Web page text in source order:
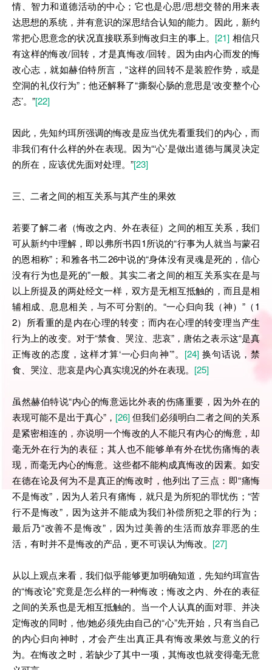
情、智力和道德活动的中心；它也是心思/思想交替的用来表
达思想的系统，并有意识的深思结合认知的能力。因此，新约
常把心思意念的状况直接联系到悔改归主的事上。 [21] 相信只
有这样的悔改/回转，才是真悔改/回转。因为由内心而发的悔
改心志，就如赫伯特所言，“这样的回转不是装腔作势，或是
空洞的礼仪行为”；他还解释了“撕裂心肠的意思是‘改变整个心
态’。”[22]
因此，先知约珥所强调的悔改是应当优先看重我们的内心，而
非我们有什么样的外在表现。因为“‘心’是做出道德与属灵决定
的所在，应该优先面对处理。”[23]
三、二者之间的相互关系与其产生的果效
若要了解二者（悔改之内、外在表征）之间的相互关系，我们
可从新约中理解，即以弗所书四1所说的“行事为人就当与蒙召
的恩相称”；和雅各书二26中说的“身体没有灵魂是死的，信心
没有行为也是死的”一般。其实二者之间的相互关系实在是与
以上所提及的两处经文一样，双方是无相互抵触的，而且是相
辅相成、息息相关，与不可分割的。“一心归向我（神）”（1
2）所看重的是内在心理的转变；而内在心理的转变理当产生
行为上的改变。对于“禁食、哭泣、悲哀”，唐佑之表示这“是真
正悔改的态度，这样才算‘一心归向神’”。 [24] 换句话说，禁
食、哭泣、悲哀是内心真实境况的外在表现。 [25]
虽然赫伯特说“内心的悔意远比外表的伤痛重要，因为外在的
表现可能不是出于真心”， [26]但我们必须明白二者之间的关系
是紧密相连的，亦说明一个悔改的人不能只有内心的悔意，却
毫无外在行为的表征；其人也不能够单有外在忧伤痛悔的表
现，而毫无内心的悔意。这些都不能构成真悔改的因素。如安
在德在论及何为不是真正的悔改时，他列出了三点：即“痛悔
不是悔改”，因为人若只有痛悔，就只是为所犯的罪忧伤；“苦
行不是悔改”，因为这并不能成为我们补偿所犯之罪的行为；
最后乃“改善不是悔改”，因为过美善的生活而放弃罪恶的生
活，有时并不是悔改的产品，更不可误认为悔改。 [27]
从以上观点来看，我们似乎能够更加明确知道，先知约珥宣告
的“悔改论”究竟是怎么样的一种悔改；悔改之内、外在的表征
之间的关系也是无相互抵触的。当一个人认真的面对罪、并决
定悔改的同时，他/她必须先由自己的“心”先开始，只有当自己
的内心归向神时，才会产生出真正具有悔改果效与意义的行
为。在悔改之时，若缺少了其中一项，其悔改也就变得毫无意